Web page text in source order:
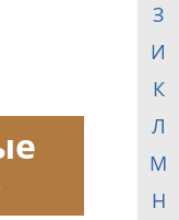
З
И
К
Л
М
Н